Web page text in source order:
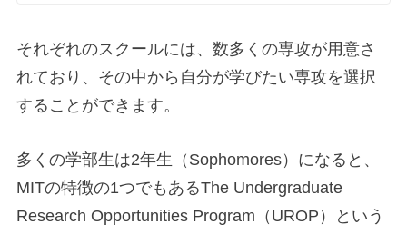
それぞれのスクールには、数多くの専攻が用意さ
れており、その中から自分が学びたい専攻を選択
することができます。
多くの学部生は2年生（Sophomores）になると、
MITの特徴の1つでもあるThe Undergraduate
Research Opportunities Program（UROP）という